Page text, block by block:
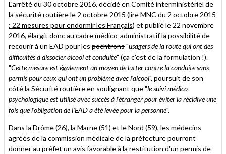
L'arrêté du 30 octobre 2016, décidé en Comité interministériel de
la sécurité routière le 2 octobre 2015 (lireMNC du 2 octobre 2015
: 22 mesures pour endormir les Français) et publié le 22 novembre
2016, élargit donc au cadre médico-administratif la possibilité de
recourir à un EAD pour les pochtrons"usagers de la route qui ont des
difficultés à dissocier alcool et conduite" (ça c'est de la formulation !).
"Cette mesure est également un moyen de lutter contre la conduite sans
permis pour ceux qui ont un problème avec l'alcool", poursuit de son
côté la Sécurité routière en soulignant que "le suivi médico-
psychologique est utilisé avec succès à l'étranger pour éviter la récidive une
fois que l'obligation de l'EAD a été levée pour la personne".
Dans la Drôme (26), la Marne (51) et le Nord (59), les médecins
agréés de la commission médicale de la préfecture pourront
donner au préfet un avis favorable à la restitution d'un permis de